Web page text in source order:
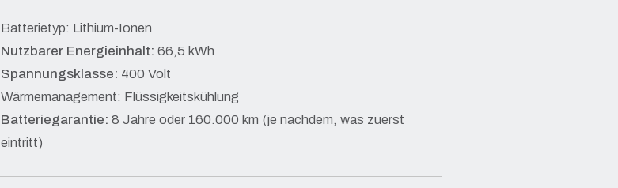
Batterietyp: Lithium-Ionen
Nutzbarer Energieinhalt: 66,5 kWh
Spannungsklasse: 400 Volt
Wärmemanagement: Flüssigkeitskühlung
Batteriegarantie: 8 Jahre oder 160.000 km (je nachdem, was zuerst
eintritt)